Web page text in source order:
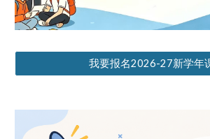
我要报名2026-27新学年